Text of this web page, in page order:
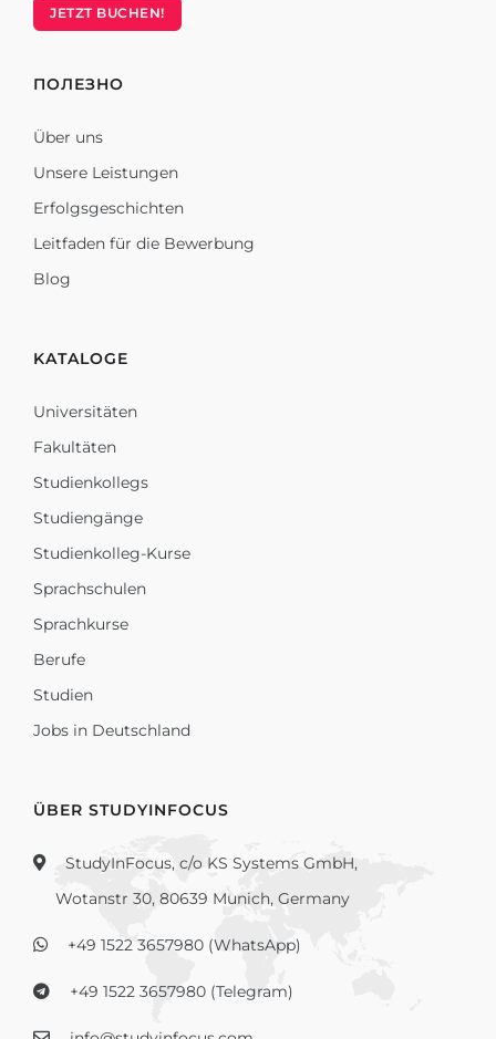
JETZT BUCHEN!
ПОЛЕЗНО
Über uns
Unsere Leistungen
Erfolgsgeschichten
Leitfaden für die Bewerbung
Blog
KATALOGE
Universitäten
Fakultäten
Studienkollegs
Studiengänge
Studienkolleg-Kurse
Sprachschulen
Sprachkurse
Berufe
Studien
Jobs in Deutschland
ÜBER STUDYINFOCUS
StudyInFocus, c/o KS Systems GmbH,
Wotanstr 30, 80639 Munich, Germany
+49 1522 3657980 (WhatsApp)
+49 1522 3657980 (Telegram)